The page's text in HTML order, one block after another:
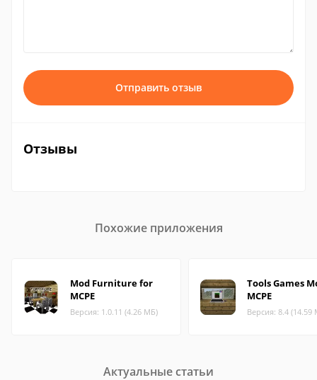
Отправить отзыв
Отзывы
Похожие приложения
Mod Furniture for
MCPE
Версия: 1.0.11 (4.26 МБ)
Tools Games
MCPE
Версия: 8.4 (14.59
Актуальные статьи